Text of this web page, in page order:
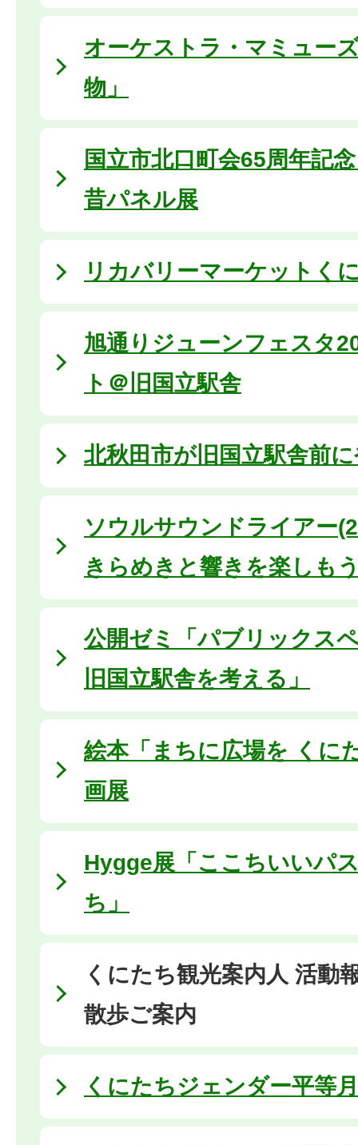
オーケストラ・マミュー
物」
国立市北口町会65周年記
昔パネル展
リカバリーマーケットく
旭通りジューンフェスタ
ト＠旧国立駅舎
北秋田市が旧国立駅舎前
ソウルサウンドライアー
きらめきと響きを楽しも
公開ゼミ「パブリックス
旧国立駅舎を考える」
絵本「まちに広場を くに
画展
Hygge展「ここちいいパ
ち」
くにたち観光案内人 活動
散歩ご案内
くにたちジェンダー平等